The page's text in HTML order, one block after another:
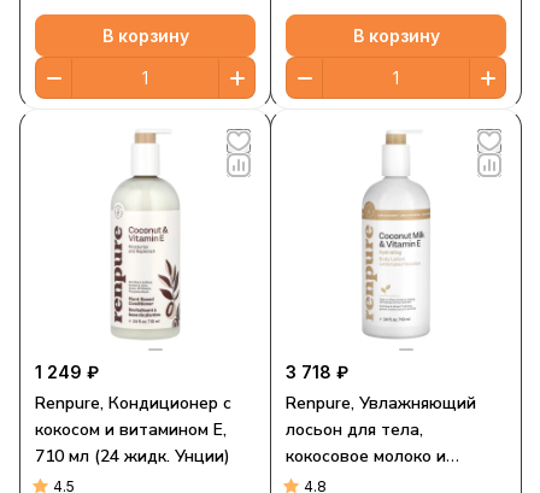
В корзину В корзину
1 249 ₽
Renpure, Кондиционер с
кокосом и витамином E,
710 мл (24 жидк. Унции)
4.5
3 718 ₽
Renpure, Увлажняющий
лосьон для тела,
кокосовое молоко и
витамин E, 710 мл (24
4.8